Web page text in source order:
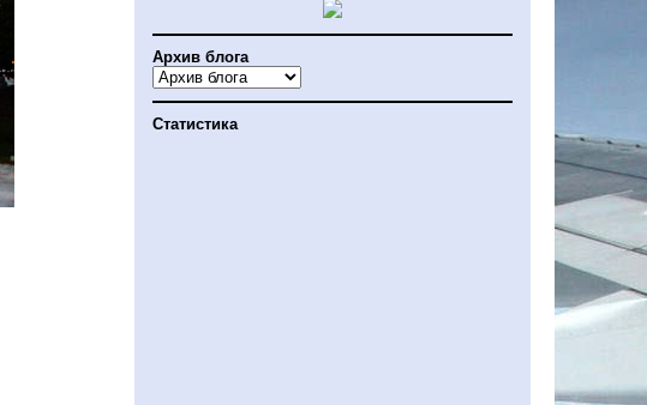
Архив блога
Статистика